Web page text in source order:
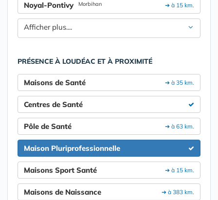
➔ à 15 km.
Noyal-Pontivy Morbihan
Afficher plus....
PRÉSENCE À LOUDÉAC ET À PROXIMITÉ
➔ à 35 km.
Maisons de Santé
Centres de Santé
➔ à 63 km.
Pôle de Santé
Maison Pluriprofessionnelle
➔ à 15 km.
Maisons Sport Santé
➔ à 383 km.
Maisons de Naissance